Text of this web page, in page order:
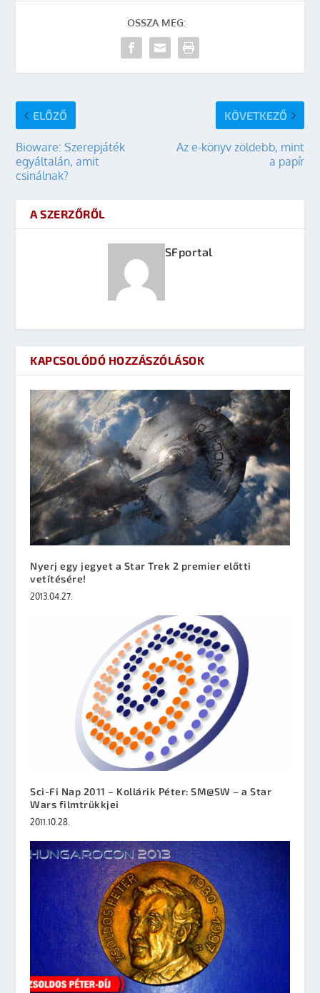
OSSZA MEG:
ELŐZŐ
Bioware: Szerepjáték
egyáltalán, amit
csinálnak?
KÖVETKEZŐ
Az e-könyv zöldebb, mint
a papír
A SZERZŐRŐL
SFportal
KAPCSOLÓDÓ HOZZÁSZÓLÁSOK
Nyerj egy jegyet a Star Trek 2 premier előtti
vetítésére!
2013.04.27.
Sci-Fi Nap 2011 – Kollárik Péter: SM@SW – a Star
Wars filmtrükkjei
2011.10.28.